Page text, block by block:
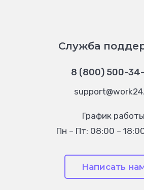
Служба
8 (800) 500-
График работы
Пн – Пт: 08:00 –
Написать